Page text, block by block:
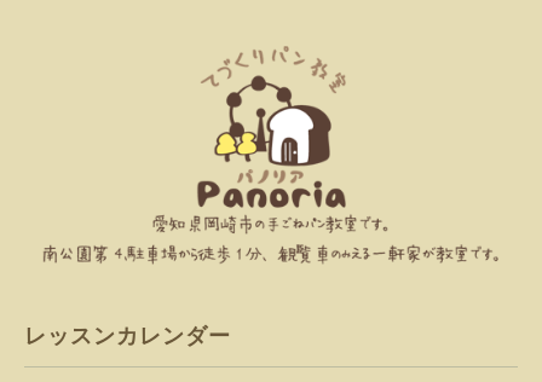
レッスンカレンダー